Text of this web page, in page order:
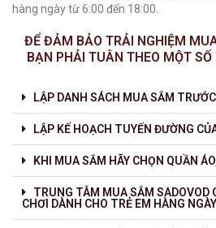
hàng ngày từ 6:00 đến 18:00.
ĐỂ ĐẢM BẢO TRẢI NGHIỆM
BẠN PHẢI TUÂN THEO MỘT
LẬP DANH SÁCH MUA SẮM TRƯỚC
LẬP KẾ HOẠCH TUYẾN ĐƯỜNG
KHI MUA SẮM HÃY CHỌN QUẦN
TRUNG TÂM MUA SẮM SADOVOD
CHƠI DÀNH CHO TRẺ EM HÀNG